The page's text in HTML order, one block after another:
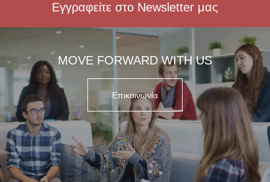
Εγγραφείτε στο Newsletter μας
MOVE FORWARD WITH US
Επικοινωνία